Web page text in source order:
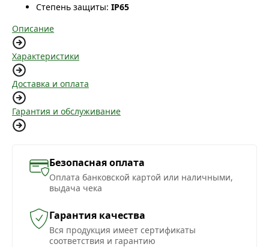
Степень защиты: IP65
Описание
Характеристики
Доставка и оплата
Гарантия и обслуживание
Безопасная оплата
Оплата банковской картой или наличными,
выдача чека
Гарантия качества
Вся продукция имеет сертификаты
соответствия и гарантию